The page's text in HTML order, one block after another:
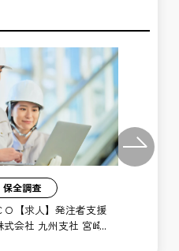
保全調査
【求人】発注者支援
会社 九州支社 宮崎
Next